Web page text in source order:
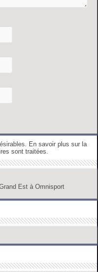
En savoir plus sur la
sont traitées
Est à Omnisport